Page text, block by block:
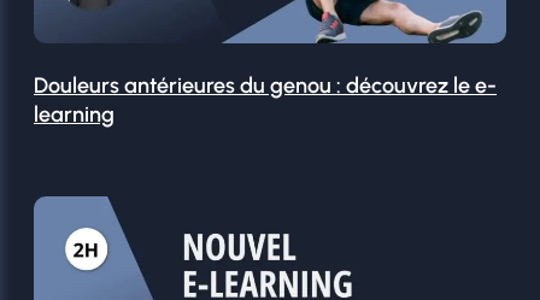
Douleurs antérieures du genou : découvrez le e-
learning